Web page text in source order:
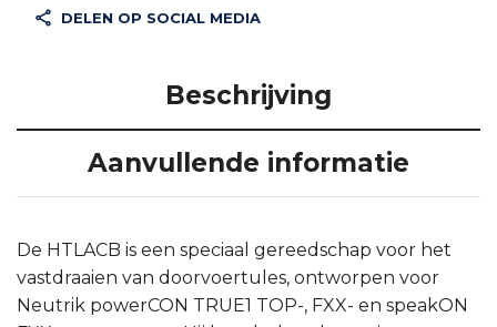
DELEN OP SOCIAL MEDIA
Beschrijving
Aanvullende informatie
De HTLACB is een speciaal gereedschap voor het
vastdraaien van doorvoertules, ontworpen voor
Neutrik powerCON TRUE1 TOP-, FXX- en speakON